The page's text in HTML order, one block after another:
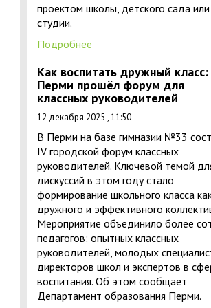
проектом школы, детского сада или
студии.
Подробнее
Как воспитать дружный класс:
Перми прошёл форум для
классных руководителей
12 декабря 2025 , 11:50
В Перми на базе гимназии №33
IV городской форум классных
руководителей. Ключевой темой
дискуссий в этом году стало
формирование школьного класса
дружного и эффективного
Мероприятие объединило более
педагогов: опытных классных
руководителей, молодых
директоров школ и экспертов в
воспитания. Об этом сообщает
Департамент образования Перми.